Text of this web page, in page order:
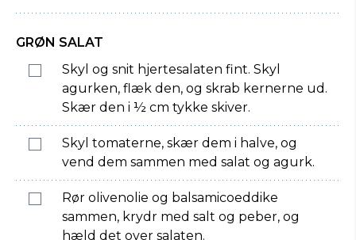
GRØN SALAT
Skyl og snit hjertesalaten fint. Skyl
agurken, flæk den, og skrab kernerne ud.
Skær den i ½ cm tykke skiver.
Skyl tomaterne, skær dem i halve, og
vend dem sammen med salat og agurk.
Rør olivenolie og balsamicoeddike
sammen, krydr med salt og peber, og
hæld det over salaten.